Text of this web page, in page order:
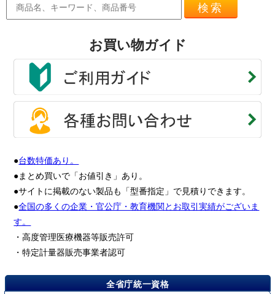
検索
お買い物ガイド
●台数特価あり。
●まとめ買いで「お値引き」あり。
●サイトに掲載のない製品も「型番指定」で見積りできます。
●全国の多くの企業・官公庁・教育機関とお取引実績がございま
す。
・高度管理医療機器等販売許可
・特定計量器販売事業者認可